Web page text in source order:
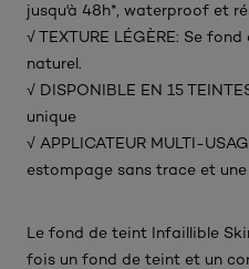
jusqu'à 48h*, waterproof et
√ TEXTURE LÉGÈRE: Se
naturel.
√ DISPONIBLE EN 15
unique
√ APPLICATEUR MULTI-
estompage sans trace et
Le fond de teint Infaillible
fois un fond de teint et un